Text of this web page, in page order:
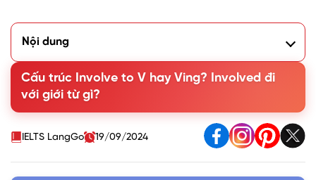
Nội dung
2. Involve to V hay Ving?
3. Involved đi với giới từ gì?
4. Phân biệt cách dùng cấu trúc Involved In và Involved
With
6. Bài tập cấu trúc Involve có đáp án
Cấu trúc Involve to V hay Ving? Involved đi
với giới từ gì?
IELTS LangGo 19/09/2024